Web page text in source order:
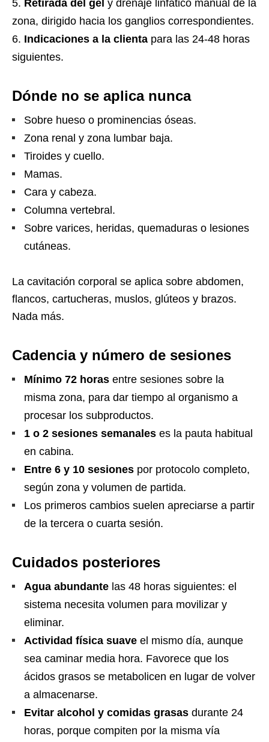
Retirada del gel y drenaje linfático manual de la
zona, dirigido hacia los ganglios correspondientes.
Indicaciones a la clienta para las 24-48 horas
siguientes.
Dónde no se aplica nunca
Sobre hueso o prominencias óseas.
Zona renal y zona lumbar baja.
Tiroides y cuello.
Mamas.
Cara y cabeza.
Columna vertebral.
Sobre varices, heridas, quemaduras o lesiones
cutáneas.
La cavitación corporal se aplica sobre abdomen,
flancos, cartucheras, muslos, glúteos y brazos.
Nada más.
Cadencia y número de sesiones
Mínimo 72 horas entre sesiones sobre la
misma zona, para dar tiempo al organismo a
procesar los subproductos.
1 o 2 sesiones semanales es la pauta habitual
en cabina.
Entre 6 y 10 sesiones por protocolo completo,
según zona y volumen de partida.
Los primeros cambios suelen apreciarse a partir
de la tercera o cuarta sesión.
Cuidados posteriores
Agua abundante las 48 horas siguientes: el
sistema necesita volumen para movilizar y
eliminar.
Actividad física suave el mismo día, aunque
sea caminar media hora. Favorece que los
ácidos grasos se metabolicen en lugar de volver
a almacenarse.
Evitar alcohol y comidas grasas durante 24
horas, porque compiten por la misma vía